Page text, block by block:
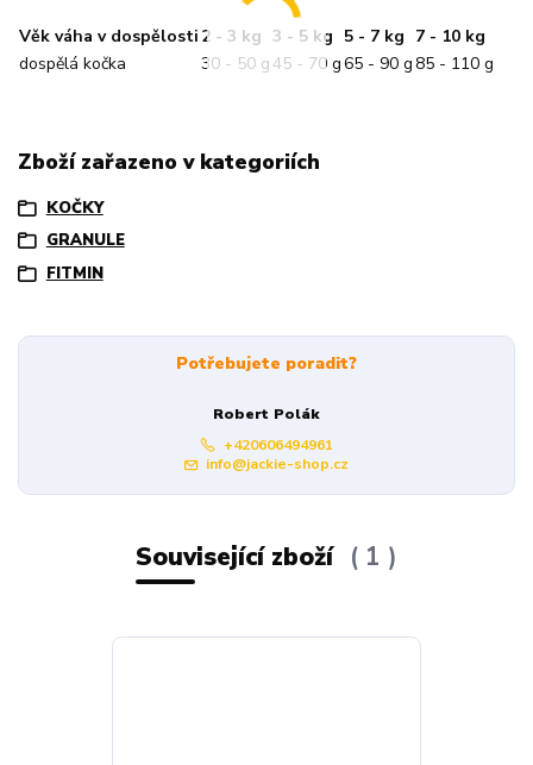
Věk váha v dospělosti 2 - 3 kg 3 - 5 kg 5 - 7 kg 7 - 10 kg
dospělá kočka
30 - 50 g45 - 70 g65 - 90 g 85 - 110 g
Zboží zařazeno v kategoriích
KOČKY
GRANULE
FITMIN
Potřebujete poradit?
Robert Polák
+420606494961
info@jackie-shop.cz
Související zboží 1